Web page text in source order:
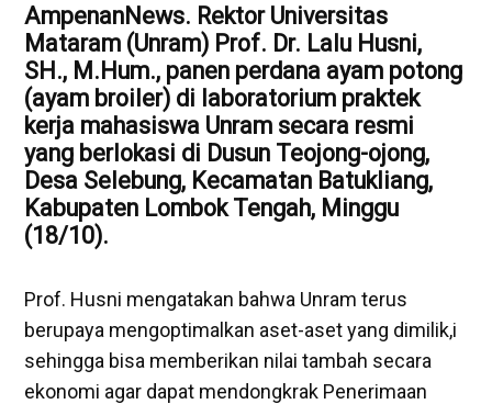
AmpenanNews. Rektor Universitas
Mataram (Unram) Prof. Dr. Lalu Husni,
SH., M.Hum., panen perdana ayam potong
(ayam broiler) di laboratorium praktek
kerja mahasiswa Unram secara resmi
yang berlokasi di Dusun Teojong-ojong,
Desa Selebung, Kecamatan Batukliang,
Kabupaten Lombok Tengah, Minggu
(18/10).
Prof. Husni mengatakan bahwa Unram terus
berupaya mengoptimalkan aset-aset yang dimilik,i
sehingga bisa memberikan nilai tambah secara
ekonomi agar dapat mendongkrak Penerimaan